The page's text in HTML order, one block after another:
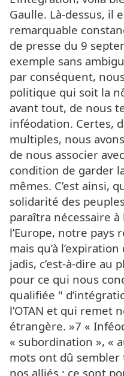
Gaulle. Là-dessus, il
remarquable
de presse du 9
exemple sans
par conséquent,
politique qui soit la
avant tout, de nous
inféodation. Certes,
multiples, nous
de nous associer
condition de garder
mêmes. C’est ainsi,
solidarité des
paraîtra nécessaire
l’Europe, notre pays
mais qu’à
jadis, c’est-à-dire au
pour ce qui nous
qualifiée "
l’OTAN et qui remet
étrangère. »7 «
« subordination », «
mots ont dû
nos alliés ; ce sont